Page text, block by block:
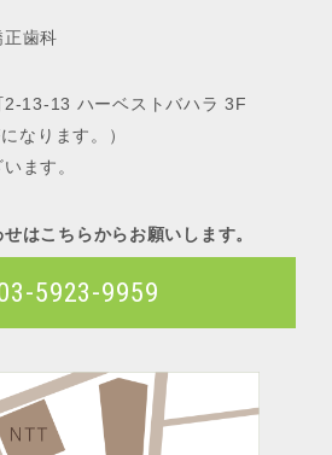
歯科
2-13-13 ハーベストバハラ 3F
なります。）
ます。
はこちらからお願いします。
5923-9959